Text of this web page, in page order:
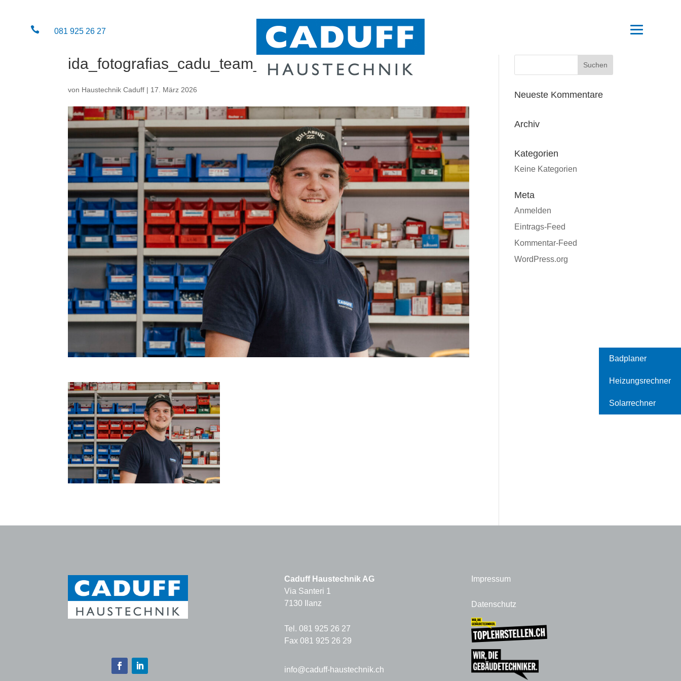
 081 925 26 27
ida_fotografias_cadu_team_221
von Haustechnik Caduff | 17. März 2026 Neueste Kommentare
Archiv
Kategorien
Keine Kategorien
Meta
Anmelden
Eintrags-Feed
Kommentar-Feed
WordPress.org
Caduff Haustechnik AG
Via Santeri 1
7130 Ilanz
Tel. 081 925 26 27
Fax 081 925 26 29
info@caduff-haustechnik.ch
Badplaner
Heizungsrechner
Solarrechner
Impressum
Datenschutz